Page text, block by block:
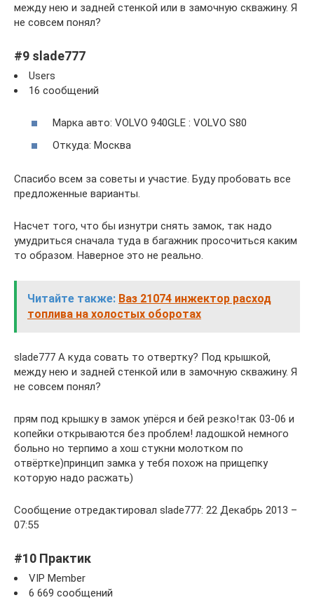
между нею и задней стенкой или в замочную скважину. Я
не совсем понял?
#9 slade777
Users
16 сообщений
Марка авто: VOLVO 940GLE : VOLVO S80
Откуда: Москва
Спасибо всем за советы и участие. Буду пробовать все
предложенные варианты.
Насчет того, что бы изнутри снять замок, так надо
умудриться сначала туда в багажник просочиться каким
то образом. Наверное это не реально.
Читайте также: Ваз 21074 инжектор расход
топлива на холостых оборотах
slade777 А куда совать то отвертку? Под крышкой,
между нею и задней стенкой или в замочную скважину. Я
не совсем понял?
прям под крышку в замок упёрся и бей резко!так 03-06 и
копейки открываются без проблем! ладошкой немного
больно но терпимо а хош стукни молотком по
отвёртке)принцип замка у тебя похож на прищепку
которую надо расжать)
Сообщение отредактировал slade777: 22 Декабрь 2013 –
07:55
#10 Практик
VIP Member
6 669 сообщений